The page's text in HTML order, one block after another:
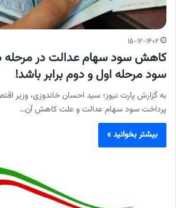
۱۵-۱۲-۱۴۰۲
کاهش سود سهام عدالت در مرحله
سود مرحله اول و دوم برابر باشد!
به گزارش پارت نیوز؛ سید احسان خاندوزی، وزیر
پرداخت سود سهام عدالت و علت کاهش آن…
بیشتر بخوانید »